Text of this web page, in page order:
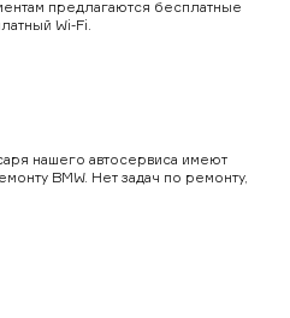
предлагаются бесплатные
Wi-Fi.
нашего автосервиса имеют
BMW. Нет задач по ремонту,